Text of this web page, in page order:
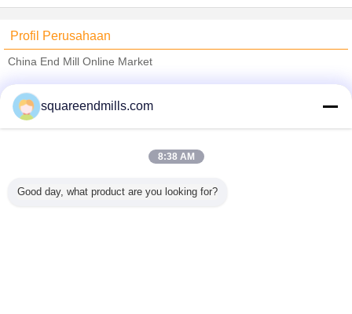
Profil Perusahaan
China End Mill Online Market
Pemasok diverifikasi
Trust Seal
Verified Suplier
Semua produk
squareendmills.com
8:38 AM
Good day, what product are you looking for?